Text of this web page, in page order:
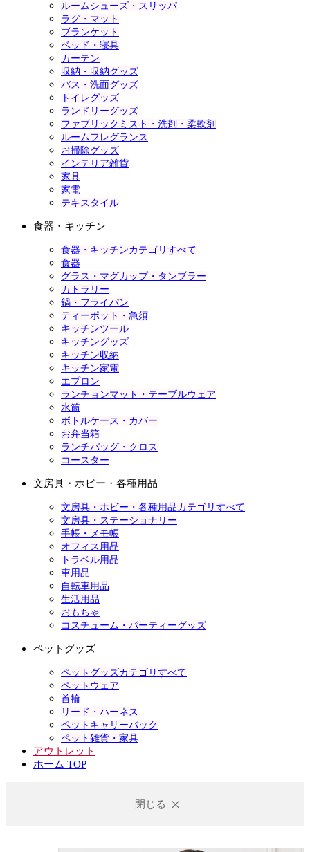
ルームシューズ・スリッパ
ラグ・マット
ブランケット
ベッド・寝具
カーテン
収納・収納グッズ
バス・洗面グッズ
トイレグッズ
ランドリーグッズ
ファブリックミスト・洗剤・柔軟剤
ルームフレグランス
お掃除グッズ
インテリア雑貨
家具
家電
テキスタイル
食器・キッチン
食器・キッチンカテゴリすべて
食器
グラス・マグカップ・タンブラー
カトラリー
鍋・フライパン
ティーポット・急須
キッチンツール
キッチングッズ
キッチン収納
キッチン家電
エプロン
ランチョンマット・テーブルウェア
水筒
ボトルケース・カバー
お弁当箱
ランチバッグ・クロス
コースター
文房具・ホビー・各種用品
文房具・ホビー・各種用品カテゴリすべて
文房具・ステーショナリー
手帳・メモ帳
オフィス用品
トラベル用品
車用品
自転車用品
生活用品
おもちゃ
コスチューム・パーティーグッズ
ペットグッズ
ペットグッズカテゴリすべて
ペットウェア
首輪
リード・ハーネス
ペットキャリーバック
ペット雑貨・家具
アウトレット
ホーム TOP
閉じる